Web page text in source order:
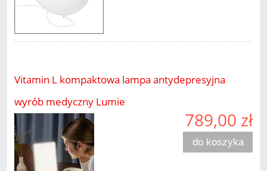
Vitamin L kompaktowa lampa antydepresyjna
wyrób medyczny Lumie
789,00 zł
do koszyka